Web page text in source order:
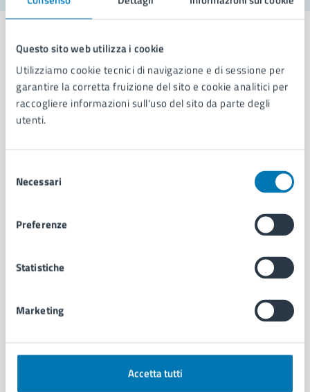
Questo sito web utilizza i cookie
Utilizziamo cookie tecnici di navigazione e di sessione per
garantire la corretta fruizione del sito e cookie analitici per
raccogliere informazioni sull'uso del sito da parte degli
utenti.
delNecessari
Preferenze
Statistiche
Marketing
Accetta tutti
Comune di Napoli
Municipalità
Enti e fondazioni
Politici
Documenti e dati
Ambiente